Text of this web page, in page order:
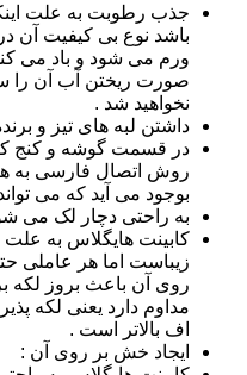
جذب رطوبت به علت
باشد نوع بی کیفیت آن
ورم می شود و باد می
صورت ریختن آب آن را
نخواهید شد .
داشتن لبه های تیز و
در قسمت گوشه و کنج
روش اتصال فارسی به
بوجود می آید که می
به راحتی دچار لک می
کابینت هایگلاس به
زیباست اما هر عاملی
روی آن باعث بروز لکه
مداوم دارد یعنی لکه
اف بالاتر است .
ایجاد خش بر روی آن :